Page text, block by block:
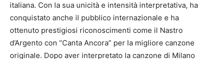
italiana. Con la sua unicità e intensità interpretativa, ha
conquistato anche il pubblico internazionale e ha
ottenuto prestigiosi riconoscimenti come il Nastro
d’Argento con “Canta Ancora” per la migliore canzone
originale. Dopo aver interpretato la canzone di Milano